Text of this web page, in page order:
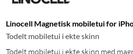
Linocell Magnetisk mobiletui for
Todelt mobiletui i ekte skinn
Todelt mobiletui i ekte skinn med